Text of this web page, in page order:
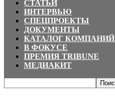
СТАТЬИ
ИНТЕРВЬЮ
СПЕЦПРОЕКТЫ
ДОКУМЕНТЫ
КАТАЛОГ КОМПАНИЙ
В ФОКУСЕ
ПРЕМИЯ TRIBUNE
МЕДИАКИТ